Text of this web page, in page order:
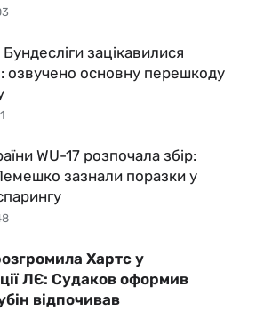
зацікавилися
озвучено основну перешкоду
WU-17 розпочала збір:
Лемешко зазнали поразки у
Хартс у
ЛЄ: Судаков оформив
відпочивав